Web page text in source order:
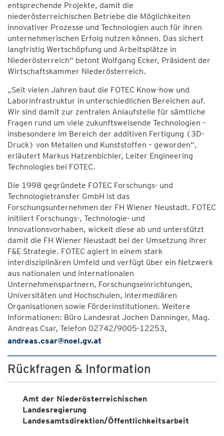
entsprechende Projekte, damit die
niederösterreichischen Betriebe die Möglichkeiten
innovativer Prozesse und Technologien auch für ihren
unternehmerischen Erfolg nutzen können. Das sichert
langfristig Wertschöpfung und Arbeitsplätze in
Niederösterreich“ betont Wolfgang Ecker, Präsident der
Wirtschaftskammer Niederösterreich.
„Seit vielen Jahren baut die FOTEC Know-how und
Laborinfrastruktur in unterschiedlichen Bereichen auf.
Wir sind damit zur zentralen Anlaufstelle für sämtliche
Fragen rund um viele zukunftsweisende Technologien –
insbesondere im Bereich der additiven Fertigung (3D-
Druck) von Metallen und Kunststoffen – geworden“,
erläutert Markus Hatzenbichler, Leiter Engineering
Technologies bei FOTEC.
Die 1998 gegründete FOTEC Forschungs- und
Technologietransfer GmbH ist das
Forschungsunternehmen der FH Wiener Neustadt. FOTEC
initiiert Forschungs-, Technologie- und
Innovationsvorhaben, wickelt diese ab und unterstützt
damit die FH Wiener Neustadt bei der Umsetzung ihrer
F&E Strategie. FOTEC agiert in einem stark
interdisziplinären Umfeld und verfügt über ein Netzwerk
aus nationalen und internationalen
Unternehmenspartnern, Forschungseinrichtungen,
Universitäten und Hochschulen, intermediären
Organisationen sowie Förderinstitutionen. Weitere
Informationen: Büro Landesrat Jochen Danninger, Mag.
Andreas Csar, Telefon 02742/9005-12253,
andreas.csar@noel.gv.at
Rückfragen & Information
Amt der Niederösterreichischen
Landesregierung
Landesamtsdirektion/Öffentlichkeitsarbeit